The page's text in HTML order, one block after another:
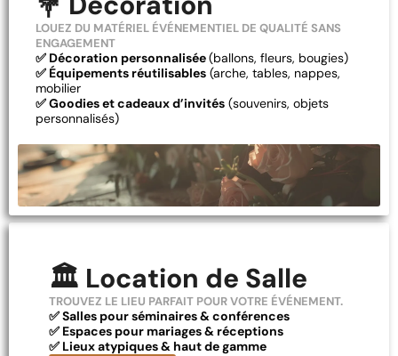
LOUEZ DU MATÉRIEL ÉVÉNEMENTIEL DE QUALITÉ SANS
ENGAGEMENT
✅ Décoration personnalisée(ballons, fleurs, bougies)
✅ Équipements réutilisables (arche, tables, nappes,
mobilier
✅ Goodies et cadeaux d’invités (souvenirs, objets
personnalisés)
🏛️ Location de Salle
TROUVEZ LE LIEU PARFAIT POUR VOTRE ÉVÉNEMENT.
✅ Salles pour séminaires & conférences
✅ Espaces pour mariages & réceptions
✅ Lieux atypiques & haut de gamme